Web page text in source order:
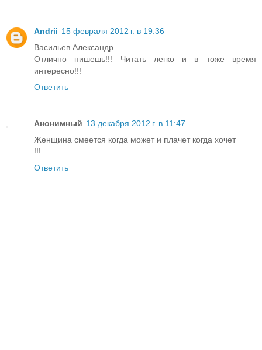
Andrii 15 февраля 2012 г. в 19:36
Васильев Александр
Отлично пишешь!!! Читать легко и в тоже время
интересно!!!
Ответить
Анонимный 13 декабря 2012 г. в 11:47
Женщина смеется когда может и плачет когда хочет
!!!
Ответить